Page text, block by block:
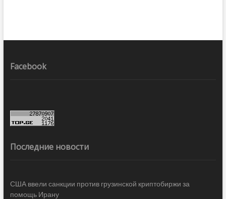
Facebook
Последние новости
США ввели санкции против грузинской криптобиржи за
помощь Ирану